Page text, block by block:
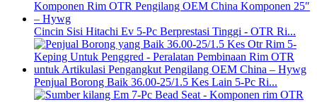
Cincin Sisi Hitachi Ev 5-Pc Berprestasi Tinggi - OTR Ri...
Penjual Borong Baik 36.00-25/1.5 Kes Lain 5-Pc Ri...